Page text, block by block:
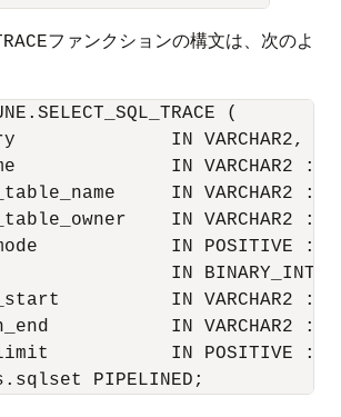
ファンクションの構文は、次のよ
(
IN VARCHAR2,
IN VARCHAR2 :=
IN VARCHAR2 :=
IN VARCHAR2 :=
IN POSITIVE :=
IN
IN VARCHAR2 :=
IN VARCHAR2 :=
IN POSITIVE :=